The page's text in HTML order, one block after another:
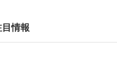
目情報